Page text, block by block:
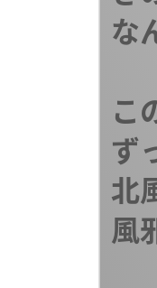
な
こ
ず
北
風